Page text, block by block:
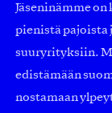
Jäseninämme
pienistä pajoista
suuryrityksiin.
edistämään
nostamaan